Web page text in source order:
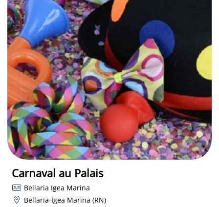
Carnaval au Palais
Bellaria Igea Marina
Bellaria-Igea Marina (RN)